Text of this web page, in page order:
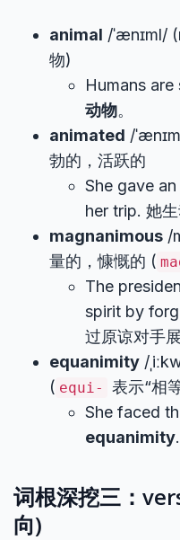
animal /ˈænɪml/
物)
Humans are
动物。
animated /
勃的，活跃的
She gave an
her trip. 她
magnanimous /
量的，慷慨的 (
The
spirit by
过原谅对手
equanimity /
( equi-
表示“相
She faced
equanimity
词根深挖三：
向)